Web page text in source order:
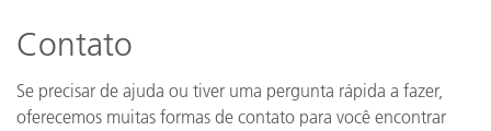
Contato
Se precisar de ajuda ou tiver uma pergunta rápida a fazer,
oferecemos muitas formas de contato para você encontrar